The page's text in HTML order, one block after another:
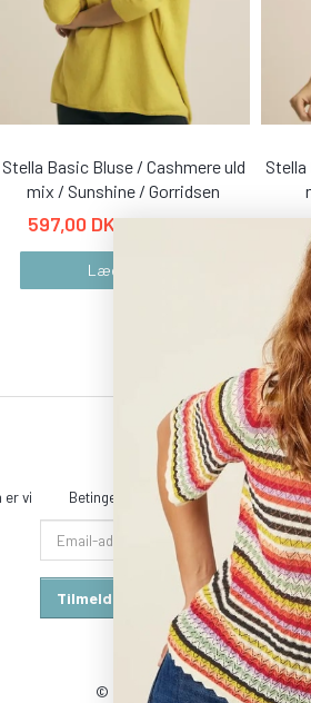
Stella Basic Bluse / Cashmere uld
mix / Sunshine / Gorridsen
597,00 DKK 995,00 DKK
Læg i kurv
Stella
er vi Betingelser & Vilkår Sitemap
adresse
Tilmeld Afmeld
© 2026 - Powered byOpenBizBox